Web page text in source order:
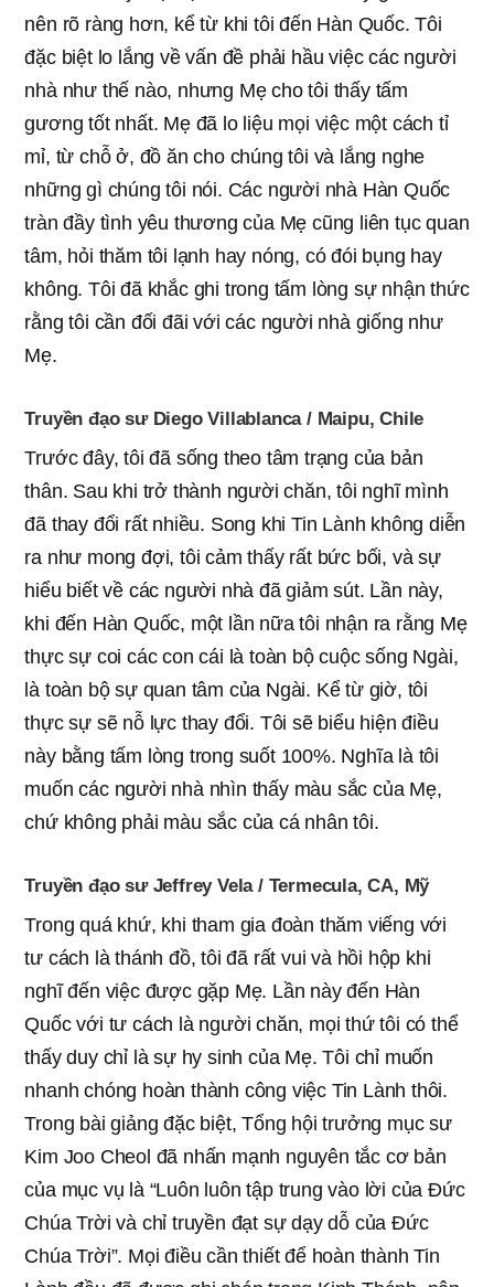
nên rõ ràng hơn, kể từ khi tôi đến Hàn Quốc. Tôi
đặc biệt lo lắng về vấn đề phải hầu việc các người
nhà như thế nào, nhưng Mẹ cho tôi thấy tấm
gương tốt nhất. Mẹ đã lo liệu mọi việc một cách tỉ
mỉ, từ chỗ ở, đồ ăn cho chúng tôi và lắng nghe
những gì chúng tôi nói. Các người nhà Hàn Quốc
tràn đầy tình yêu thương của Mẹ cũng liên tục quan
tâm, hỏi thăm tôi lạnh hay nóng, có đói bụng hay
không. Tôi đã khắc ghi trong tấm lòng sự nhận thức
rằng tôi cần đối đãi với các người nhà giống như
Mẹ.
Truyền đạo sư Diego Villablanca / Maipu, Chile
Trước đây, tôi đã sống theo tâm trạng của bản
thân. Sau khi trở thành người chăn, tôi nghĩ mình
đã thay đổi rất nhiều. Song khi Tin Lành không diễn
ra như mong đợi, tôi cảm thấy rất bức bối, và sự
hiểu biết về các người nhà đã giảm sút. Lần này,
khi đến Hàn Quốc, một lần nữa tôi nhận ra rằng Mẹ
thực sự coi các con cái là toàn bộ cuộc sống Ngài,
là toàn bộ sự quan tâm của Ngài. Kể từ giờ, tôi
thực sự sẽ nỗ lực thay đổi. Tôi sẽ biểu hiện điều
này bằng tấm lòng trong suốt 100%. Nghĩa là tôi
muốn các người nhà nhìn thấy màu sắc của Mẹ,
chứ không phải màu sắc của cá nhân tôi.
Truyền đạo sư Jeffrey Vela / Termecula, CA, Mỹ
Trong quá khứ, khi tham gia đoàn thăm viếng với
tư cách là thánh đồ, tôi đã rất vui và hồi hộp khi
nghĩ đến việc được gặp Mẹ. Lần này đến Hàn
Quốc với tư cách là người chăn, mọi thứ tôi có thể
thấy duy chỉ là sự hy sinh của Mẹ. Tôi chỉ muốn
nhanh chóng hoàn thành công việc Tin Lành thôi.
Trong bài giảng đặc biệt, Tổng hội trưởng mục sư
Kim Joo Cheol đã nhấn mạnh nguyên tắc cơ bản
của mục vụ là “Luôn luôn tập trung vào lời của Đức
Chúa Trời và chỉ truyền đạt sự dạy dỗ của Đức
Chúa Trời”. Mọi điều cần thiết để hoàn thành Tin